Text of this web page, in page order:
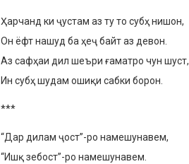
Ҳарчанд ки ҷустам аз ту то субҳ нишон,
Он ёфт нашуд ба ҳеҷ байт аз девон.
Аз сафҳаи дил шеъри ғаматро чун шуст,
Ин субҳ шудам ошиқи сабки борон.
***
“Дар дилам ҷост”-ро намешунавем,
“Ишқ зебост”-ро намешунавем.